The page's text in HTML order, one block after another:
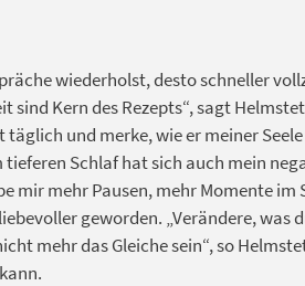
wiederholst, desto schneller
sind Kern des Rezepts“, sagt
täglich und merke, wie er meiner
Schlaf hat sich auch mein
mir mehr Pausen, mehr Momente im
geworden. „Verändere, was
mehr das Gleiche sein“, so